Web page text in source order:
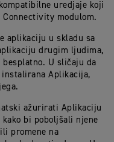
uredjaje koji
modulom.
aplikaciju u skladu sa
drugim ljudima,
U sličaju da
Aplikacija,
ažurirati Aplikaciju
bi poboljšali njene
promene na